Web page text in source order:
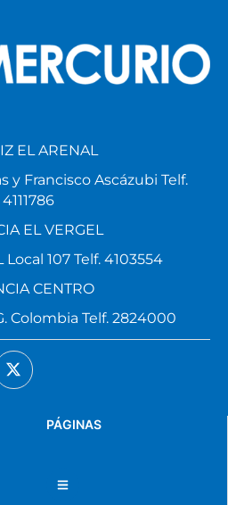
PÁGINAS
EL ARENAL
y Francisco Ascázubi Telf.
4111786
EL VERGEL
Local 107 Telf. 4103554
CENTRO
Colombia Telf. 2824000